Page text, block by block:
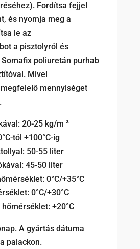
Fordítsa fejjel
és nyomja meg a
le az
a pisztolyról és
poliuretán purhab
Mivel
mennyiséget
20-25 kg/m ³
tól +100°C-ig
50-55 liter
45-50 liter
0°C/+35°C
0°C/+30°C
+20°C
A gyártás dátuma
palackon.